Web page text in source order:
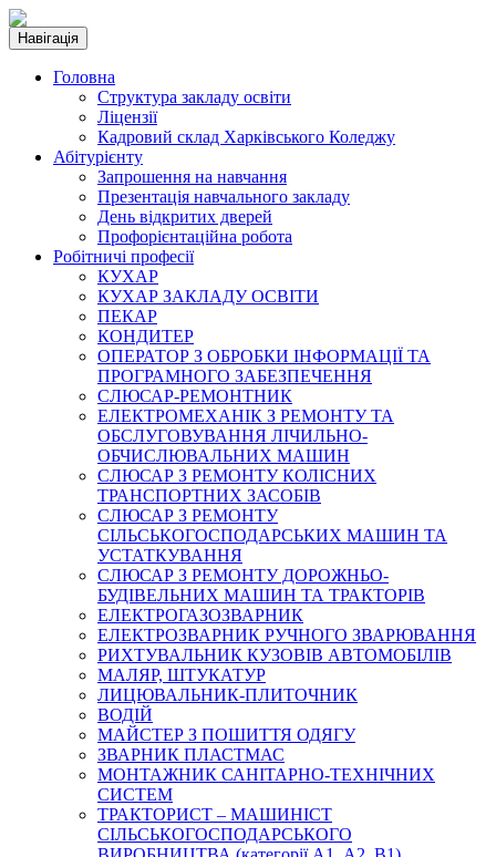
Навігація
Головна
Структура закладу освіти
Ліцензії
Кадровий склад Харківського Коледжу
Абітурієнту
Запрошення на навчання
Презентація навчального закладу
День відкритих дверей
Профорієнтаційна робота
Робітничі професії
КУХАР
КУХАР ЗАКЛАДУ ОСВІТИ
ПЕКАР
КОНДИТЕР
ОПЕРАТОР З ОБРОБКИ ІНФОРМАЦІЇ ТА
ПРОГРАМНОГО ЗАБЕЗПЕЧЕННЯ
СЛЮСАР-РЕМОНТНИК
ЕЛЕКТРОМЕХАНІК З РЕМОНТУ ТА
ОБСЛУГОВУВАННЯ ЛІЧИЛЬНО-
ОБЧИСЛЮВАЛЬНИХ МАШИН
СЛЮСАР З РЕМОНТУ КОЛІСНИХ
ТРАНСПОРТНИХ ЗАСОБІВ
СЛЮСАР З РЕМОНТУ
СІЛЬСЬКОГОСПОДАРСЬКИХ МАШИН ТА
УСТАТКУВАННЯ
СЛЮСАР З РЕМОНТУ ДОРОЖНЬО-
БУДІВЕЛЬНИХ МАШИН ТА ТРАКТОРІВ
ЕЛЕКТРОГАЗОЗВАРНИК
ЕЛЕКТРОЗВАРНИК РУЧНОГО ЗВАРЮВАННЯ
РИХТУВАЛЬНИК КУЗОВІВ АВТОМОБІЛІВ
МАЛЯР, ШТУКАТУР
ЛИЦЮВАЛЬНИК-ПЛИТОЧНИК
ВОДІЙ
МАЙСТЕР З ПОШИТТЯ ОДЯГУ
ЗВАРНИК ПЛАСТМАС
МОНТАЖНИК САНІТАРНО-ТЕХНІЧНИХ
СИСТЕМ
ТРАКТОРИСТ – МАШИНІСТ
СІЛЬСЬКОГОСПОДАРСЬКОГО